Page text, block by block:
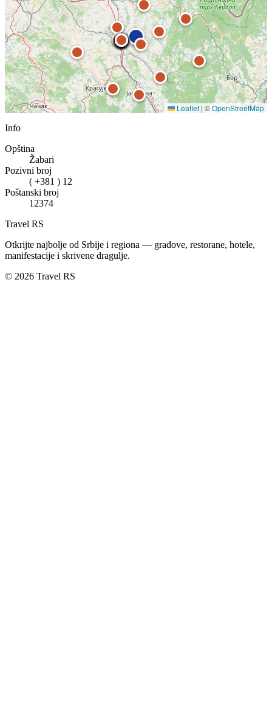
Leaflet | ©OpenStreetMap
Info
Opština
Žabari
Pozivni broj
( +381 ) 12
Poštanski broj
12374
Travel RS
Otkrijte najbolje od Srbije i regiona — gradove, restorane, hotele,
manifestacije i skrivene dragulje.
© 2026 Travel RS